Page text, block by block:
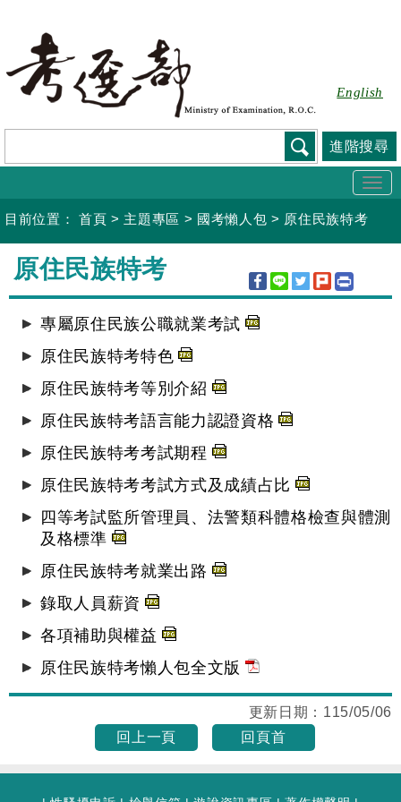
要
容
English
進階搜尋
目前位置： 首頁 > 主題專區 > 國考懶人包 > 原住民族特考
:::
原住民族特考
專屬原住民族公職就業考試
原住民族特考特色
原住民族特考等別介紹
原住民族特考語言能力認證資格
原住民族特考考試期程
原住民族特考考試方式及成績占比
四等考試監所管理員、法警類科體格檢查與體測
及格標準
原住民族特考就業出路
錄取人員薪資
各項補助與權益
原住民族特考懶人包全文版
更新日期： 115/05/06
回上一頁
回頁首